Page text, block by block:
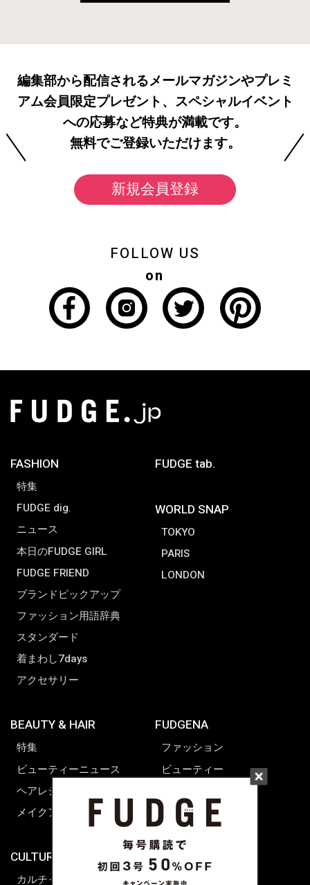
編集部から配信されるメールマガジンやプレミ
アム会員限定プレゼント、スペシャルイベント
への応募など特典が満載です。
無料でご登録いただけます。
新規会員登録
FOLLOW US
on
FASHION
特集
FUDGE dig.
ニュース
本日のFUDGE GIRL
FUDGE FRIEND
ブランドピックアップ
ファッション用語辞典
スタンダード
着まわし7days
アクセサリー
FUDGE tab.
WORLD SNAP
TOKYO
PARIS
LONDON
BEAUTY & HAIR
特集
ビューティーニュース
ヘアレシピ ストーリーズ
メイクアップティップス
CULTURE & LIFE
カルチャー
FUDGENA
ファッション
ビューティー
ライフスタイル